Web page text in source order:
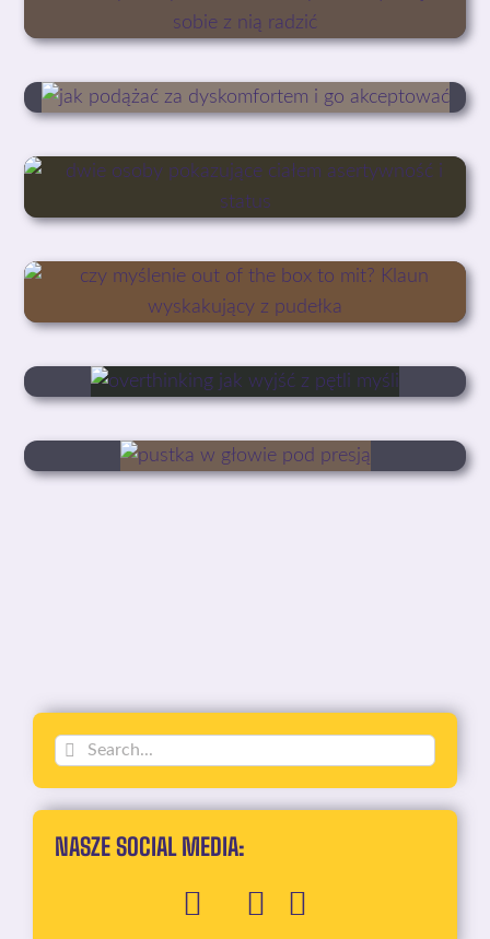
Szukaj
NASZE SOCIAL MEDIA: